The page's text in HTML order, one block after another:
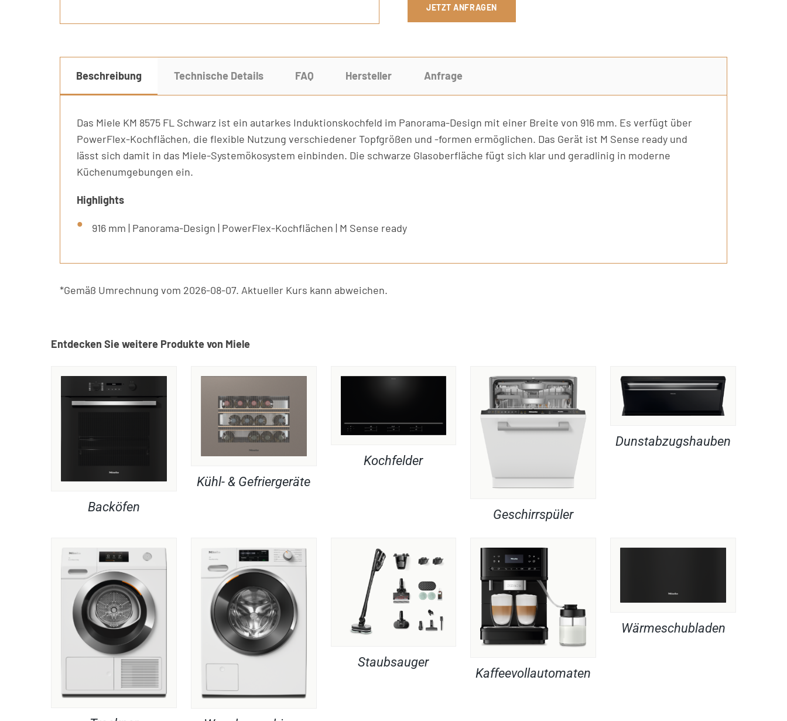
JETZT ANFRAGEN
Beschreibung Technische Details FAQ Hersteller Anfrage
Das Miele KM 8575 FL Schwarz ist ein autarkes Induktionskochfeld im Panorama-Design mit einer Breite von 916 mm. Es verfügt über
PowerFlex-Kochflächen, die flexible Nutzung verschiedener Topfgrößen und -formen ermöglichen. Das Gerät ist M Sense ready und
lässt sich damit in das Miele-Systemökosystem einbinden. Die schwarze Glasoberfläche fügt sich klar und geradlinig in moderne
Küchenumgebungen ein.
Highlights
916 mm | Panorama-Design | PowerFlex-Kochflächen | M Sense ready
*Gemäß Umrechnung vom 2026-08-07. Aktueller Kurs kann abweichen.
Entdecken Sie weitere Produkte von Miele
Backöfen
Kühl- & Gefriergeräte
Kochfelder
Geschirrspüler
Dunstabzugshauben
Staubsauger
Kaffeevollautomaten
Wärmeschubladen